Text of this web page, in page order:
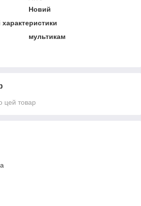
Новий
мультикам
цей товар